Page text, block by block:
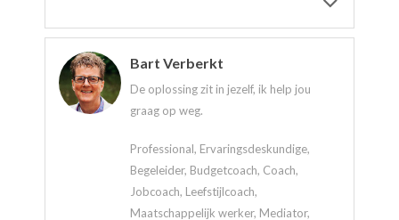
Bart Verberkt
De oplossing zit in jezelf, ik help jou
graag op weg.
Professional, Ervaringsdeskundige,
Begeleider, Budgetcoach, Coach,
Jobcoach, Leefstijlcoach,
Maatschappelijk werker, Mediator,